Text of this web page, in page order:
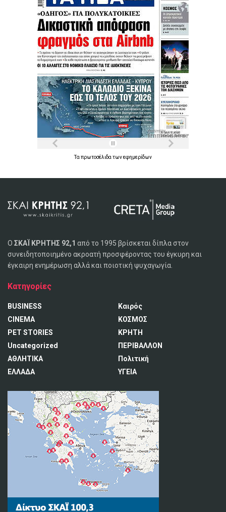
Τα πρωτοσέλιδα τωνεφημερίδων
Ο ΣΚΑΪ ΚΡΗΤΗΣ 92,1 από το 1995 βρίσκεται δίπλα στον
συνειδητοποιημένο ακροατή προσφέροντας του έγκυρη και
έγκαιρη ενημέρωση αλλά και ποιοτική ψυχαγωγία.
Κατηγορίες
BUSINESS
CINEMA
PET STORIES
Uncategorized
ΑΘΛΗΤΙΚΑ
ΕΛΛΑΔΑ
Καιρός
ΚΟΣΜΟΣ
ΚΡΗΤΗ
ΠΕΡΙΒΑΛΛΟΝ
Πολιτική
ΥΓΕΙΑ